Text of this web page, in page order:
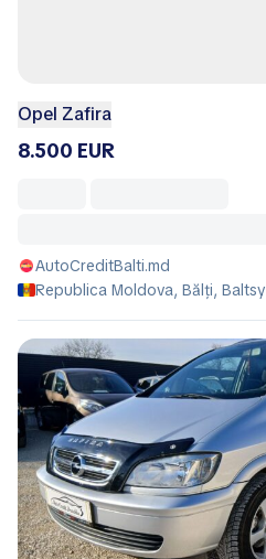
Opel Zafira
8.500 EUR
AutoCreditBalti.md
Republica Moldova, Bălţi, Baltsy